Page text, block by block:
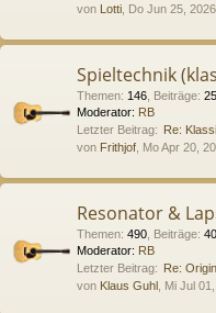
von Lotti , Do Jun 25,
Spieltechnik
Themen: 146 Beiträge:
Moderator: RB
Letzter Beitrag: Re:
von Frithjof , Mo Apr 20,
Resonator &
Themen: 490 Beiträge:
Moderator: RB
Letzter Beitrag: Re:
von Klaus Guhl , Mi Jul